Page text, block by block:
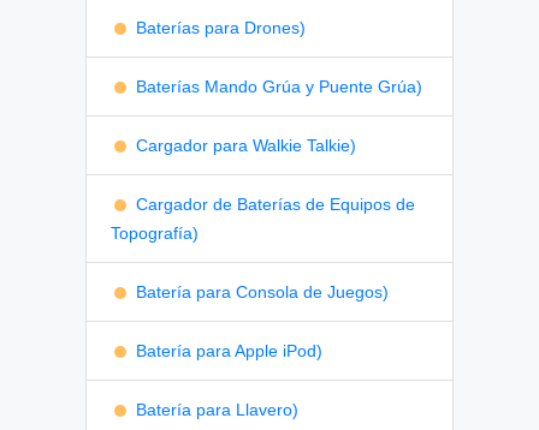
Baterías para Drones)
Baterías Mando Grúa y Puente Grúa)
Cargador para Walkie Talkie)
Cargador de Baterías de Equipos de
Topografía)
Batería para Consola de Juegos)
Batería para Apple iPod)
Batería para Llavero)